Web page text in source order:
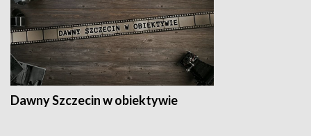
Dawny Szczecin w obiektywie